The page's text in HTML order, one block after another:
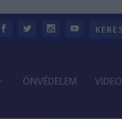
ÖNVÉDELEM VIDEO